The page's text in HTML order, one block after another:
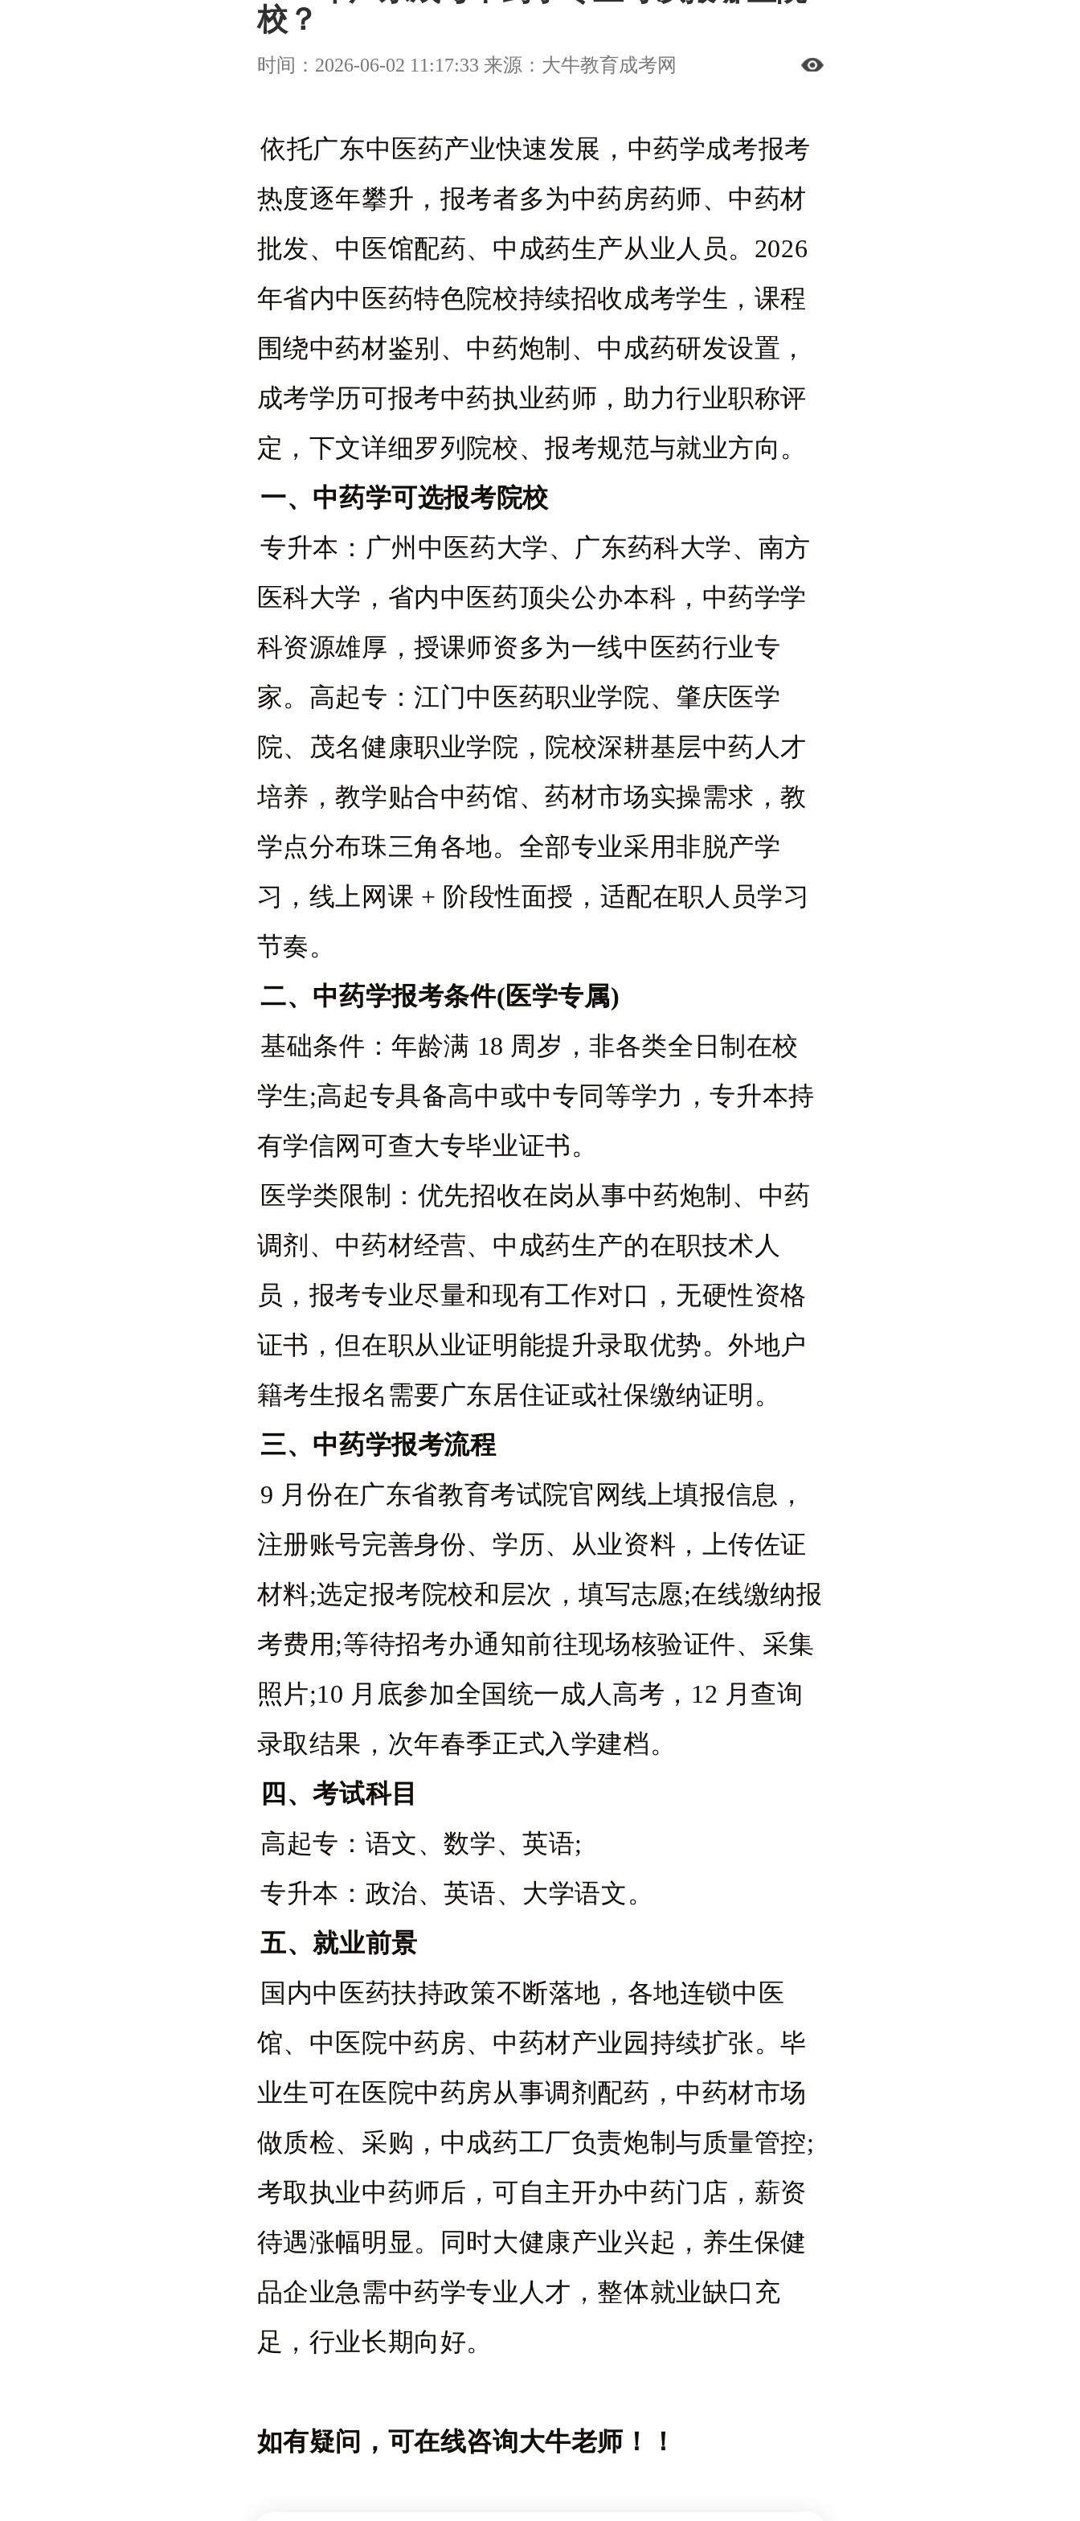
校？
时间：2026-06-02 11:17:33 来源：大牛教育成考网
依托广东中医药产业快速发展，中药学成考报考
热度逐年攀升，报考者多为中药房药师、中药材
批发、中医馆配药、中成药生产从业人员。2026
年省内中医药特色院校持续招收成考学生，课程
围绕中药材鉴别、中药炮制、中成药研发设置，
成考学历可报考中药执业药师，助力行业职称评
定，下文详细罗列院校、报考规范与就业方向。
一、中药学可选报考院校
专升本：广州中医药大学、广东药科大学、南方
医科大学，省内中医药顶尖公办本科，中药学学
科资源雄厚，授课师资多为一线中医药行业专
家。高起专：江门中医药职业学院、肇庆医学
院、茂名健康职业学院，院校深耕基层中药人才
培养，教学贴合中药馆、药材市场实操需求，教
学点分布珠三角各地。全部专业采用非脱产学
习，线上网课 + 阶段性面授，适配在职人员学习
节奏。
二、中药学报考条件(医学专属)
基础条件：年龄满 18 周岁，非各类全日制在校
学生;高起专具备高中或中专同等学力，专升本持
有学信网可查大专毕业证书。
医学类限制：优先招收在岗从事中药炮制、中药
调剂、中药材经营、中成药生产的在职技术人
员，报考专业尽量和现有工作对口，无硬性资格
证书，但在职从业证明能提升录取优势。外地户
籍考生报名需要广东居住证或社保缴纳证明。
三、中药学报考流程
9 月份在广东省教育考试院官网线上填报信息，
注册账号完善身份、学历、从业资料，上传佐证
材料;选定报考院校和层次，填写志愿;在线缴纳报
考费用;等待招考办通知前往现场核验证件、采集
照片;10 月底参加全国统一成人高考，12 月查询
录取结果，次年春季正式入学建档。
四、考试科目
高起专：语文、数学、英语;
专升本：政治、英语、大学语文。
五、就业前景
国内中医药扶持政策不断落地，各地连锁中医
馆、中医院中药房、中药材产业园持续扩张。毕
业生可在医院中药房从事调剂配药，中药材市场
做质检、采购，中成药工厂负责炮制与质量管控;
考取执业中药师后，可自主开办中药门店，薪资
待遇涨幅明显。同时大健康产业兴起，养生保健
品企业急需中药学专业人才，整体就业缺口充
足，行业长期向好。
如有疑问，可在线咨询大牛老师！！